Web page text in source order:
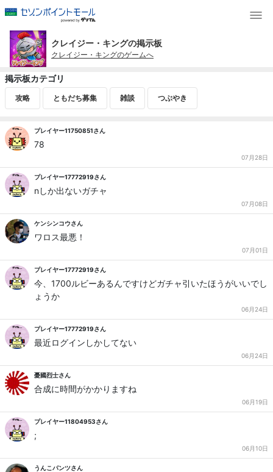
クレイジー・キングの掲示板
クレイジー・キングのゲームへ
掲示板カテゴリ
攻略 ともだち募集 雑談 つぶやき
プレイヤー11750851さん
78
07月28日
プレイヤー17772919さん
nしか出ないガチャ
07月08日
ケンシンコウさん
ワロス最悪！
07月01日
プレイヤー17772919さん
今、1700ルビーあるんですけどガチャ引いたほうがいいでし
ょうか
06月24日
プレイヤー17772919さん
最近ログインしかしてない
06月24日
憂國烈士さん
合成に時間がかかりますね
06月19日
プレイヤー11804953さん
;
06月10日
うんこパンツさん